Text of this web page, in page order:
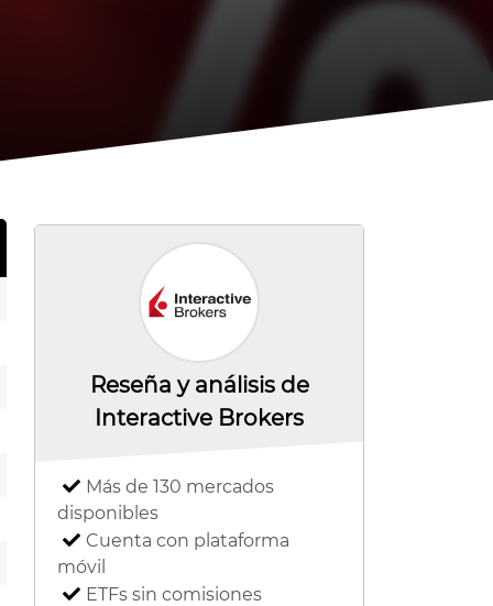
Reseña y análisis de
Interactive Brokers
Más de 130 mercados
disponibles
Cuenta con plataforma
móvil
ETFs sin comisiones